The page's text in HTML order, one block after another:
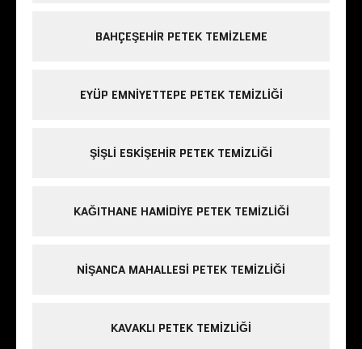
BAHÇEŞEHIR PETEK TEMIZLEME
EYÜP EMNIYETTEPE PETEK TEMIZLIĞI
ŞIŞLI ESKIŞEHIR PETEK TEMIZLIĞI
KAĞITHANE HAMIDIYE PETEK TEMIZLIĞI
NIŞANCA MAHALLESI PETEK TEMIZLIĞI
KAVAKLI PETEK TEMIZLIĞI